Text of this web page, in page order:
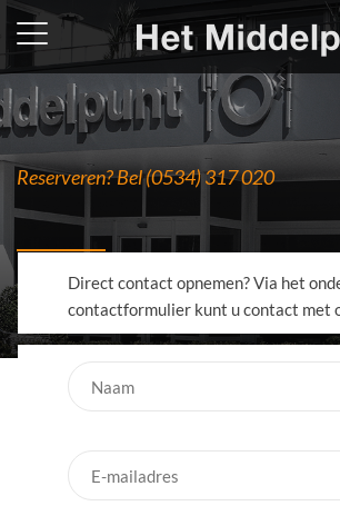
Restaurant
Reserveren? Bel (0534) 317 020
Direct contact opnemen? Via het
contactformulier kunt u contact met